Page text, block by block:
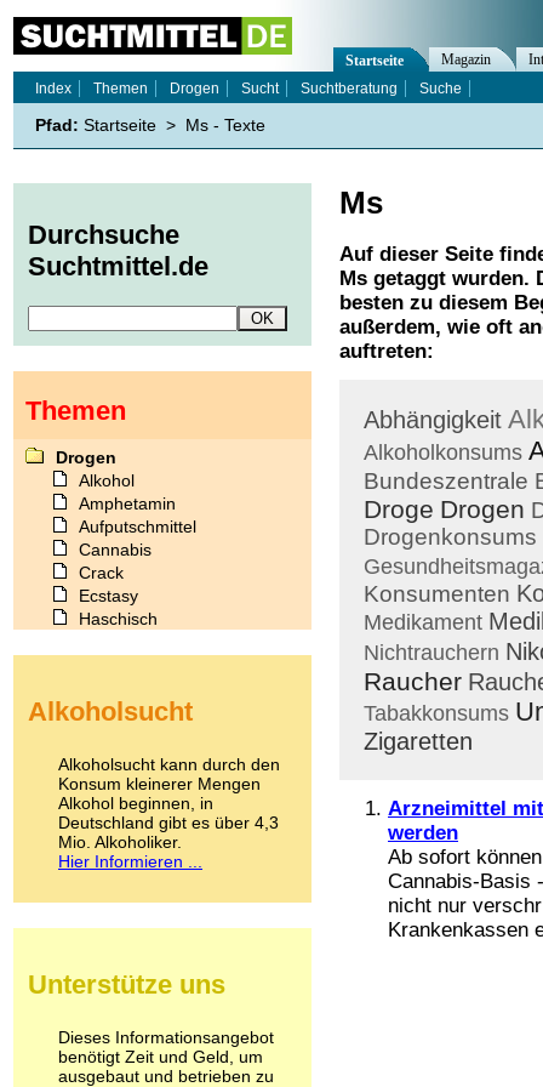
Ms
Auf dieser Seite
Ms getaggt wurden.
besten zu diesem
außerdem, wie oft
auftreten:
Abhängigkeit
Alkoholkonsums
Bundeszentrale
Droge Drogen
Drogenkonsums
Konsumenten
Medikament
Nichtrauchern
Raucher
Tabakkonsums
Zigaretten
Arzneimittel
werden
Ab sofort
Cannabis-Basis
nicht nur
Krankenkassen
Startseite Magazin
Index
Themen Drogen Sucht Suchtberatung Suche
Pfad: Startseite > Ms - Texte
Durchsuche
Suchtmittel.de
Themen
Drogen
Alkohol
Amphetamin
Aufputschmittel
Cannabis
Crack
Ecstasy
Haschisch
Kokain
LSD
Marihuana
Medikamente
Meskalin
Metamphetamin
Methadon
Pilze
Psychopharmaka
Schlafmittel
Schmerzmittel
Alkoholsucht
Alkoholsucht kann durch den
Konsum kleinerer Mengen
Alkohol beginnen, in
Deutschland gibt es über 4,3
Mio. Alkoholiker.
Hier Informieren ...
Unterstütze uns
Dieses Informationsangebot
benötigt Zeit und Geld, um
ausgebaut und betrieben zu